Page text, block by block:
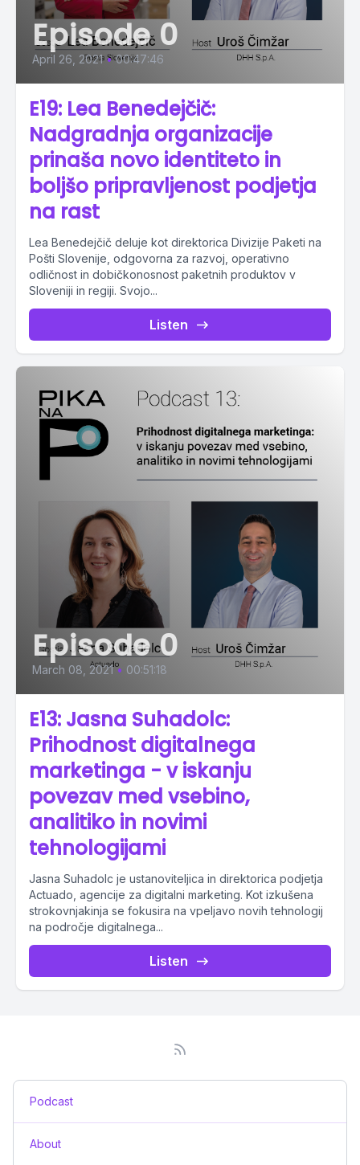
Episode 0
April 26, 2021 • 00:47:46
E19: Lea Benedejčič:
Nadgradnja organizacije
prinaša novo identiteto in
boljšo pripravljenost podjetja
na rast
Lea Benedejčič deluje kot direktorica Divizije Paketi na
Pošti Slovenije, odgovorna za razvoj, operativno
odličnost in dobičkonosnost paketnih produktov v
Sloveniji in regiji. Svojo...
Listen
Episode 0
March 08, 2021 • 00:51:18
E13: Jasna Suhadolc:
Prihodnost digitalnega
marketinga - v iskanju
povezav med vsebino,
analitiko in novimi
tehnologijami
Jasna Suhadolc je ustanoviteljica in direktorica podjetja
Actuado, agencije za digitalni marketing. Kot izkušena
strokovnjakinja se fokusira na vpeljavo novih tehnologij
na področje digitalnega...
Listen
Podcast
About